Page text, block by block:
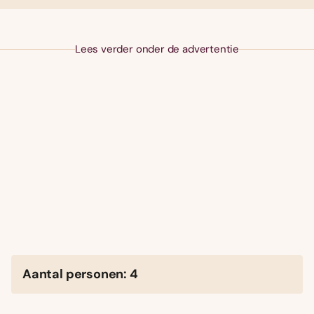
Lees verder onder de advertentie
Aantal personen: 4